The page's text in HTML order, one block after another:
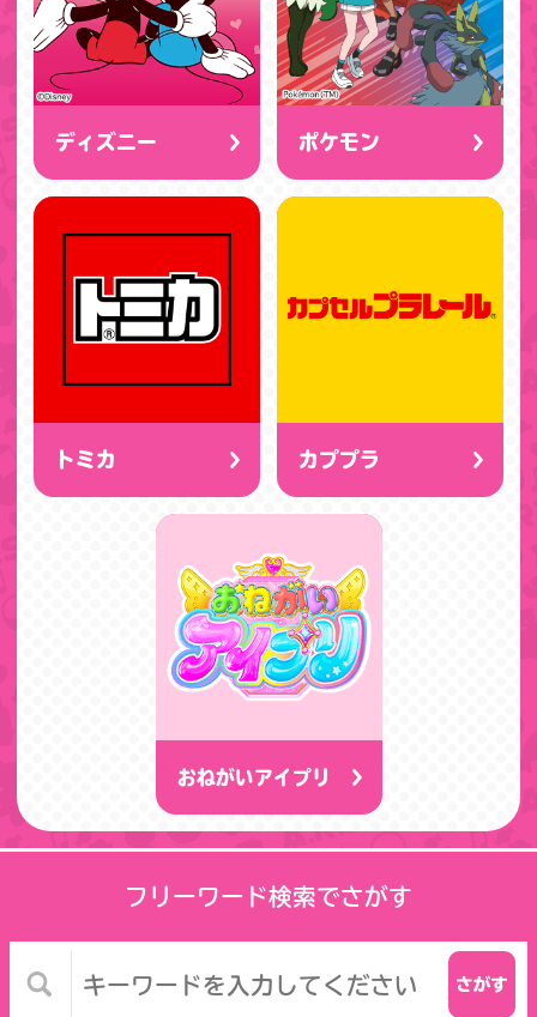
ディズニー ポケモン
トミカ カププラ
おねがいアイプリ
フリーワード検索でさがす